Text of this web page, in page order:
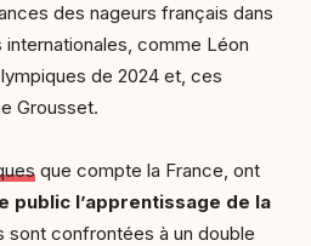
des nageurs français dans
comme Léon
de 2024 et, ces
Grousset.
que compte la France, ont
public l’apprentissage de la
sont confrontées à un double